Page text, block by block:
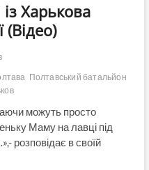
із Харькова
(Відео)
Полтавський батальйон
можуть просто
Маму на лавці під
розповідає в своїй